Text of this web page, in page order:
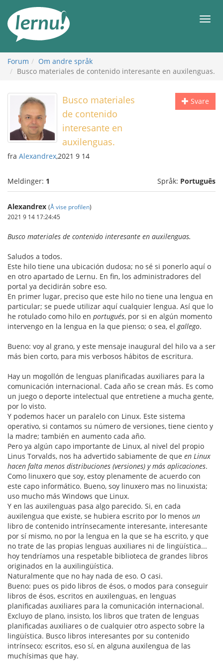
innholdet
Meny
Forum
Om andre språk
Busco materiales de contenido interesante en auxilenguas.
Svare
Busco materiales
de contenido
interesante en
auxilenguas.
fra Alexandrex,2021 9 14
Meldinger: 1 Språk: Português
Alexandrex (Å vise profilen)
2021 9 14 17:24:45
Busco materiales de contenido interesante en auxilenguas.
Saludos a todos.
Este hilo tiene una ubicación dudosa; no sé si ponerlo aquí o
en otro apartado de Lernu. En fin, los administradores del
portal ya decidirán sobre eso.
En primer lugar, preciso que este hilo no tiene una lengua en
particular; se puede utilizar aquí cualquier lengua. Así que lo
he rotulado como hilo en portugués, por si en algún momento
intervengo en la lengua en la que pienso; o sea, elgallego.
Bueno: voy al grano, y este mensaje inaugural del hilo va a ser
más bien corto, para mis verbosos hábitos de escritura.
Hay un mogollón de lenguas planificadas auxiliares para la
comunicación internacional. Cada año se crean más. Es como
un juego o deporte intelectual que entretiene a mucha gente,
por lo visto.
Y podemos hacer un paralelo con Linux. Este sistema
operativo, si contamos su número de versiones, tiene ciento y
la madre; también en aumento cada año.
Pero ya algún capo importante de Linux, al nivel del propio
Linus Torvalds, nos ha advertido sabiamente de que en Linux
hacen falta menos distribuciones (versiones) y más aplicaciones.
Como linuxero que soy, estoy plenamente de acuerdo con
este capo informático. Bueno, soy linuxero mas no linuxista;
uso mucho más Windows que Linux.
Y en las auxilenguas pasa algo parecido. Si, en cada
auxilengua que existe, se hubiera escrito por lo menos un
libro de contenido intrínsecamente interesante, interesante
por sí mismo, no por la lengua en la que se ha escrito, y que
no trate de las propias lenguas auxiliares ni de lingüística...
hoy tendríamos una respetable biblioteca de grandes libros
originados en la auxilingüística.
Naturalmente que no hay nada de eso. O casi.
Bueno: pues os pido libros de ésos, o modos para conseguir
libros de ésos, escritos en auxilenguas, en lenguas
planificadas auxiliares para la comunicación internacional.
Excluyo de plano, insisto, los libros que traten de lenguas
planificadas auxiliares o de cualquier otro aspecto sobre la
lingüística. Busco libros interesantes por su contenido
intrínseco; escritos, eso sí, en alguna auxilengua de las
muchísimas que hay.